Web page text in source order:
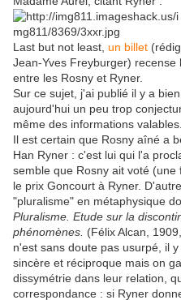
Last but not least, un billet
Jean-Yves Freyburger)
entre les Rosny et Ryner.
Sur ce sujet, j'ai publié il y a
aujourd'hui un peu trop
même des informations valables.
Il est certain que Rosny aîné a
Han Ryner : c'est lui qui l'a
semble que Rosny ait voté
le prix Goncourt à Ryner.
"pluralisme" en métaphysique
Pluralisme. Etude sur la
phénomènes. (Félix Alcan, 1909,
n'est sans doute pas usurpé, il
sincère et réciproque mais on
dissymétrie dans leur relation,
correspondance : si Ryner